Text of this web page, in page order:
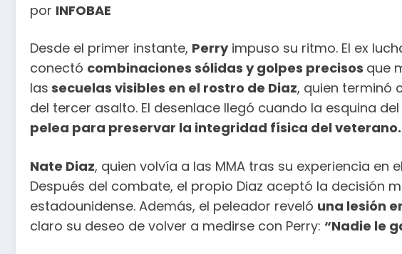
por INFOBAE
Desde el primer instante, Perryimpuso su ritmo. El ex
conectó combinaciones sólidas y golpes precisos que
las secuelas visibles en el rostro de Diaz, quien terminó
del tercer asalto. El desenlace llegó cuando la esquina
pelea para preservar la integridad física del veterano.
Nate Diaz, quien volvía a las MMA tras su experiencia en
Después del combate, el propio Diaz aceptó la decisión
estadounidense. Además, el peleador reveló una lesión
claro su deseo de volver a medirse con Perry: “Nadie le